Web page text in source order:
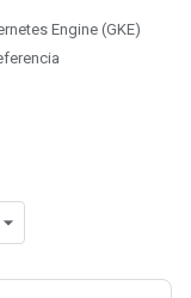
Engine (GKE)